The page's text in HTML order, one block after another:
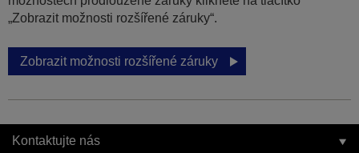
„Zobrazit možnosti rozšířené záruky“.
Zobrazit možnosti rozšířené záruky
Kontaktujte nás